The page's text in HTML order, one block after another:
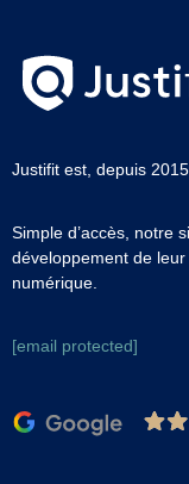
Justifit est, depuis
Simple d’accès, notre
développement de
numérique.
[email protected]